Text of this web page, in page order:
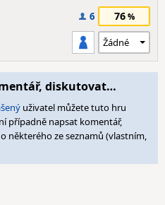
6 76
diskutovat…
uživatel můžete tuto hru
případně napsat komentář,
některého ze seznamů (vlastním,